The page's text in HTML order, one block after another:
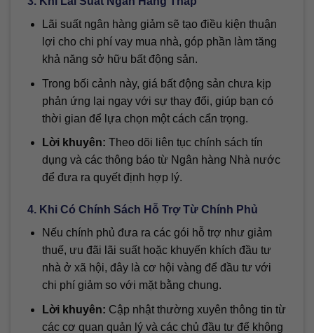
Lãi suất ngân hàng giảm sẽ tạo điều kiện thuận
lợi cho chi phí vay mua nhà, góp phần làm tăng
khả năng sở hữu bất động sản.
Trong bối cảnh này, giá bất động sản chưa kịp
phản ứng lại ngay với sự thay đổi, giúp bạn có
thời gian để lựa chọn một cách cẩn trọng.
Lời khuyên: Theo dõi liên tục chính sách tín
dụng và các thông báo từ Ngân hàng Nhà nước
để đưa ra quyết định hợp lý.
4. Khi Có Chính Sách Hỗ Trợ Từ Chính Phủ
Nếu chính phủ đưa ra các gói hỗ trợ như giảm
thuế, ưu đãi lãi suất hoặc khuyến khích đầu tư
nhà ở xã hội, đây là cơ hội vàng để đầu tư với
chi phí giảm so với mặt bằng chung.
Lời khuyên: Cập nhật thường xuyên thông tin từ
các cơ quan quản lý và các chủ đầu tư để không